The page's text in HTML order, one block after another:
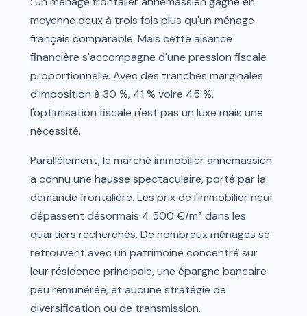
moyenne deux à trois fois plus qu'un ménage
français comparable. Mais cette aisance
financière s'accompagne d'une pression fiscale
proportionnelle. Avec des tranches marginales
d'imposition à 30 %, 41 % voire 45 %,
l'optimisation fiscale n'est pas un luxe mais une
nécessité.
Parallèlement, le marché immobilier annemassien
a connu une hausse spectaculaire, porté par la
demande frontalière. Les prix de l'immobilier neuf
dépassent désormais 4 500 €/m² dans les
quartiers recherchés. De nombreux ménages se
retrouvent avec un patrimoine concentré sur
leur résidence principale, une épargne bancaire
peu rémunérée, et aucune stratégie de
diversification ou de transmission.